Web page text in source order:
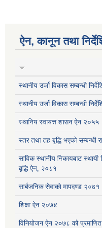
ऐन, कानून तथा
स्थानीय उर्जा विकास सम्बन्धी
स्थानीय उर्जा विकास सम्बन्धी
स्थानिय स्वायत्त शासन ऐन २०५५
स्तर तथा तह बृद्धि भएको सम्बन्धी
साविक स्थानीय निकायबाट स्थायी
बृद्धि ऐन, २०८१
सार्बजनिक सेवाको मापदण्ड २०७१
शिक्षा ऐन २०७४
विनियोजन ऐन २०७८ को